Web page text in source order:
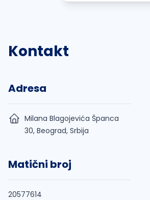
Kontakt
Adresa
Milana Blagojevića Španca
30, Beograd, Srbija
Matični broj
20577614